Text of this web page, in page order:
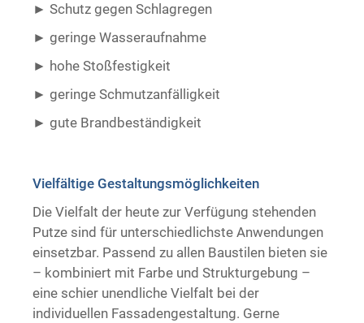
Schutz gegen Schlagregen
geringe Wasseraufnahme
hohe Stoßfestigkeit
geringe Schmutzanfälligkeit
gute Brandbeständigkeit ​ ​
Vielfältige Gestaltungsmöglichkeiten
Die Vielfalt der heute zur Verfügung stehenden
Putze sind für unterschiedlichste Anwendungen
einsetzbar. Passend zu allen Baustilen bieten sie
– kombiniert mit Farbe und Strukturgebung –
eine schier unendliche Vielfalt bei der
individuellen Fassadengestaltung. Gerne